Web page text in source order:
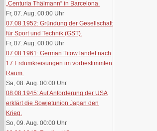
„Centuria Thälmann“ in Barcelona.
Fr, 07. Aug. 00:00 Uhr
07.08.1952: Gründung der Gesellschaft
für Sport und Technik (GST).
Fr, 07. Aug. 00:00 Uhr
07.08.1961: German Titow landet nach
17 Erdumkreisungen im vorbestimmten
Raum.
Sa, 08. Aug. 00:00 Uhr
08.08.1945: Auf Anforderung der USA
erklärt die Sowjetunion Japan den
Krieg.
So, 09. Aug. 00:00 Uhr